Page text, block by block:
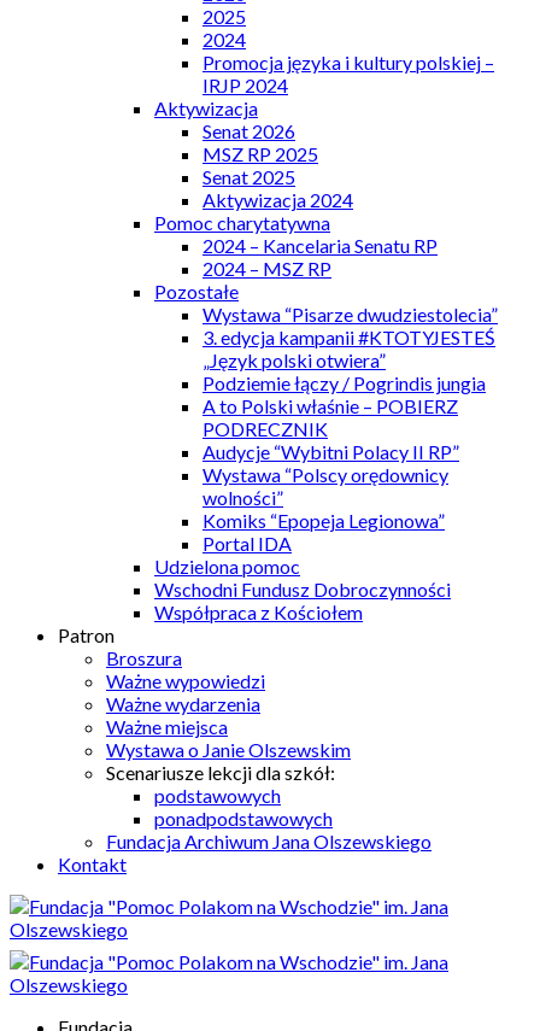
2025
2024
Promocja języka i kultury polskiej –
IRJP 2024
Aktywizacja
Senat 2026
MSZ RP 2025
Senat 2025
Aktywizacja 2024
Pomoc charytatywna
2024 – Kancelaria Senatu RP
2024 – MSZ RP
Pozostałe
Wystawa “Pisarze dwudziestolecia”
3. edycja kampanii #KTOTYJESTEŚ
„Język polski otwiera”
Podziemie łączy / Pogrindis jungia
A to Polski właśnie – POBIERZ
PODRECZNIK
Audycje “Wybitni Polacy II RP”
Wystawa “Polscy orędownicy
wolności”
Komiks “Epopeja Legionowa”
Portal IDA
Udzielona pomoc
Wschodni Fundusz Dobroczynności
Współpraca z Kościołem
Patron
Broszura
Ważne wypowiedzi
Ważne wydarzenia
Ważne miejsca
Wystawa o Janie Olszewskim
Scenariusze lekcji dla szkół:
podstawowych
ponadpodstawowych
Fundacja Archiwum Jana Olszewskiego
Kontakt